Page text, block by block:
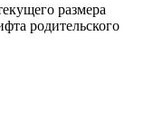
размера
родительского